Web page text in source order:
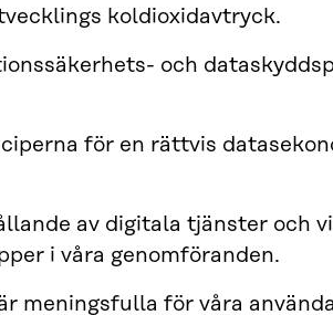
koldioxidavtryck.
och
för en rättvis
av digitala tjänster och
i våra genomföranden.
meningsfulla för våra